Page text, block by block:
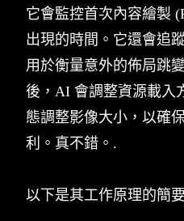
它會監控首次內容繪製
出現的時間。它還會追
用於衡量意外的佈局跳
後，AI 會調整資源載入
態調整影像大小，以確
利。真不錯。.
以下是其工作原理的簡